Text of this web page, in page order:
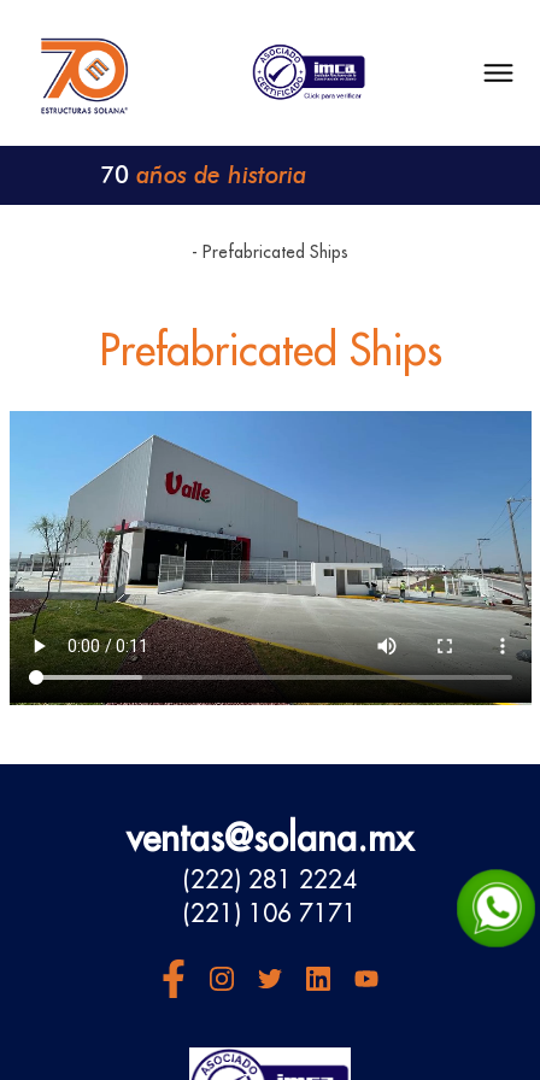
70años de historia
- Prefabricated Ships
Prefabricated Ships
ventas@solana.mx
(222) 281 2224
(221) 106 7171